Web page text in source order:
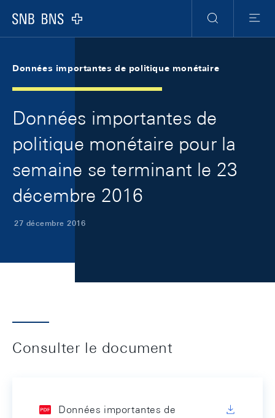
Logo
RechercheMenu
Données importantes de politique monétaire
Données importantes de
politique monétaire pour la
semaine se terminant le 23
décembre 2016
27 décembre 2016
Consulter le document
Données importantes de